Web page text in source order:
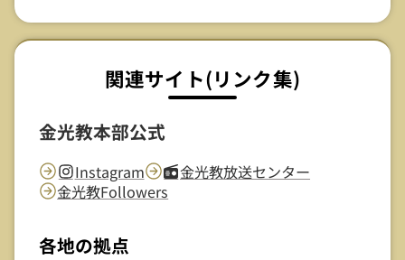
関連サイト(リンク集)
金光教本部公式
Instagram
金光教放送センター
金光教Followers
各地の拠点